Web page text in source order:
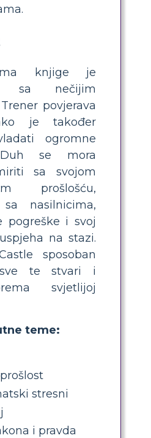
knjige je
sa nečijim
povjerava
je također
ogromne
Duh se mora
sa svojom
prošlošću,
nasilnicima,
pogreške i svoj
na stazi.
sposoban
sve te stvari i
svjetlijoj
teme:
stresni
i pravda